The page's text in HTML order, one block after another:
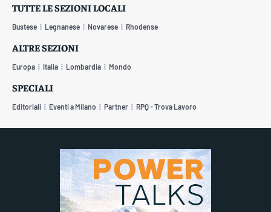
TUTTE LE SEZIONI LOCALI
Bustese Legnanese Novarese Rhodense
ALTRE SEZIONI
Europa Italia Lombardia Mondo
SPECIALI
Editoriali Eventi a Milano Partner RPQ - Trova Lavoro